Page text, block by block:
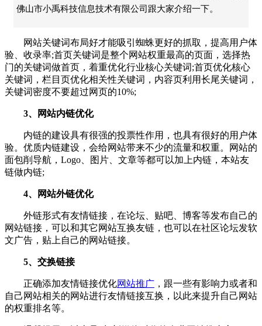
佛山市小禹科技信息技术有限公司跟大家介绍一下。
网站关键词布局好才能吸引蜘蛛更好的抓取，提高用户体
验、收录率;首页关键词是整个网站权重最高的页面，选择热
门的关键词做首页，着重优化行业核心关键词;首页优化核心
关键词，栏目页优化相关性关键词，内容页利用长尾关键词，
关键词密度不要超过网页的10%;
3、网站内链优化
内链的建设具有很强的投票性作用，也具有很好的用户体
验。优质内链建设，会给网站带来不少的流量和权重。网站的
面包削导航，Logo、图片、文章等都可以加上内链，本站友
链做内链;
4、网站外链优化
外链形式有友情链接，在论坛、贴吧、博客等发布自己的
网站链接，可以和其它网站互换友链，也可以在社区论坛发软
文广告，贴上自己的网站链接。
5、交换链接
正确添加友情链接优化网站推广 ，跟一些有影响力或者和
自己网站相关的网站进行友情链接互换，以此来提升自己网站
的权重排名等。